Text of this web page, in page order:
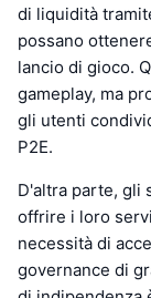
di liquidità
possano
lancio di gioco.
gameplay, ma
gli utenti
P2E.
D'altra parte, gli
offrire i loro
necessità di
governance di